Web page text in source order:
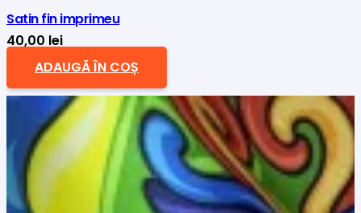
Satin fin imprimeu
40,00 lei
ADAUGĂ ÎN COȘ